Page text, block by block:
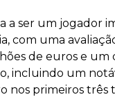
a ser um jogador
com uma
de euros e
incluindo um
nos primeiros três